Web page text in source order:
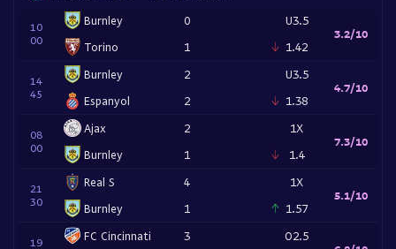
10
00
Burnley
Torino
0
1
U3.5
1.42
3.2/10
14
45
Burnley
Espanyol
2
2
U3.5
1.38
4.7/10
08
00
Ajax
Burnley
2
1
1X
1.4
7.3/10
21
30
Real S
Burnley
4
1
1X
1.57
5.1/10
19
FC Cincinnati 3
O2.5